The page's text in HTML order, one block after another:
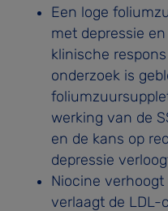
Een loge
met depressie
klinische respons
onderzoek is
werking van de
en de kans op
depressie
Niocine
verlaagt de